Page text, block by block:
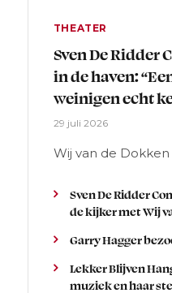
THEATER
Sven De
in de haven:
weinigen echt
29 juli 2026
Wij van de
Sven De Ridder
de kijker met Wij
Garry Hagger
Lekker Blijven
muziek en haar